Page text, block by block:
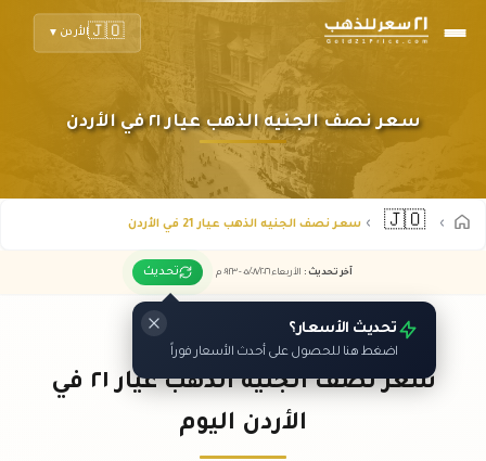
🇯🇴الأردن ▼
سعر نصف الجنيه الذهب عيار ٢١ في الأردن
🇯🇴 سعر نصف الجنيه الذهب عيار 21 في الأردن
آخر تحديث : الأربعاء ٠٥ /٠٨/٢٠٢٦ - ٠٩:٢٣ م تحديث
تحديث الأسعار؟
اضغط هنا للحصول على أحدث الأسعار فوراً
سعر نصف الجنيه الذهب عيار ٢١ في
الأردن اليوم